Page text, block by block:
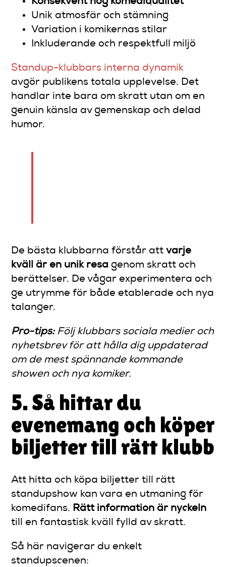
Unik atmosfär och stämning
Variation i komikernas stilar
Inkluderande och respektfull miljö
Standup-klubbars interna dynamik
avgör publikens totala upplevelse. Det
handlar inte bara om skratt utan om en
genuin känsla av gemenskap och delad
humor.
De bästa klubbarna förstår attvarje
kväll är en unik resa genom skratt och
berättelser. De vågar experimentera och
ge utrymme för både etablerade och nya
talanger.
Pro-tips: Följ klubbars sociala medier och
nyhetsbrev för att hålla dig uppdaterad
om de mest spännande kommande
showen och nya komiker.
5. Så hittar du
evenemang och köper
biljetter till rätt klubb
Att hitta och köpa biljetter till rätt
standupshow kan vara en utmaning för
komedifans. Rätt information är nyckeln
till en fantastisk kväll fylld av skratt.
Så här navigerar du enkelt
standupscenen: